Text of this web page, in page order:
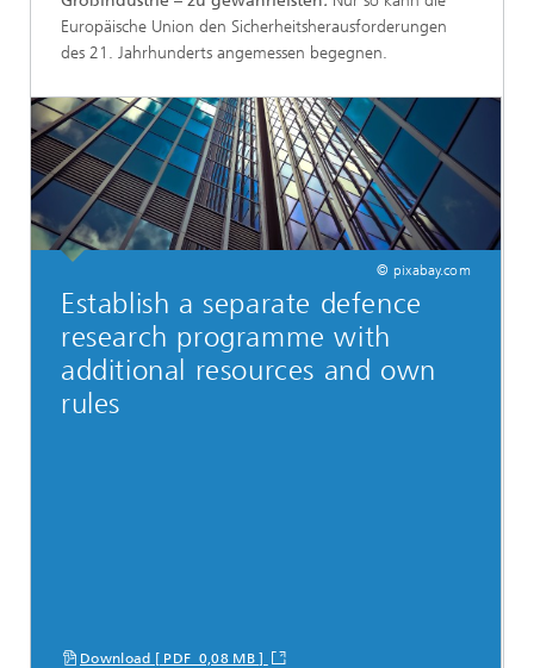
Europäische Union den Sicherheitsherausforderungen
des 21. Jahrhunderts angemessen begegnen.
© pixabay.com
Establish a separate defence
research programme with
additional resources and own
rules
Download [ PDF 0,08 MB ]